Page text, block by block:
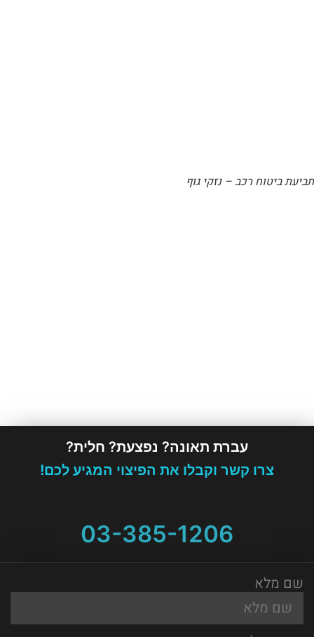
תביעת ביטוח רכב – נזקי גוף
עברת תאונה? נפצעת? חלית?
צרו קשר וקבלו את הפיצוי המגיע לכם!
03-385-1206
שם מלא